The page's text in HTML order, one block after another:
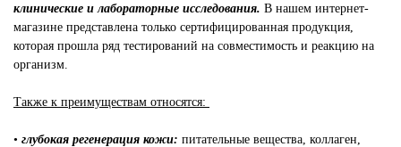
клинические и лабораторные исследования. В нашем интернет-
магазине представлена только сертифицированная продукция,
которая прошла ряд тестирований на совместимость и реакцию на
организм.
Также к преимуществам относятся:
• глубокая регенерация кожи: питательные вещества, коллаген,